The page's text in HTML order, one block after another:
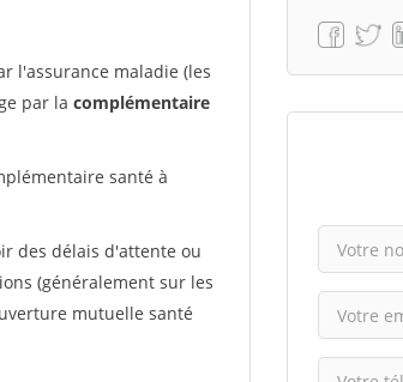
l'assurance maladie (les
par la complémentaire
santé à
des délais d'attente ou
(généralement sur les
mutuelle santé